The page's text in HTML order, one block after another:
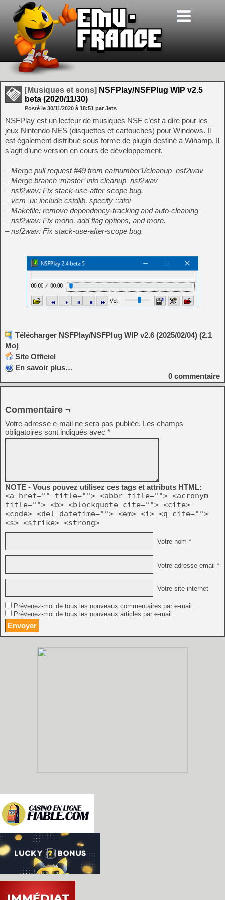
[Musiques et sons] NSFPlay/NSFPlug WIP v2.5
beta (2020/11/30)
Posté le 30/11/2020 à 18:51 par Jets
NSFPlay est un lecteur de musiques NSF c’est à dire pour les
jeux Nintendo NES (disquettes et cartouches) pour Windows. Il
est également distribué sous forme de plugin destiné à Winamp. Il
s’agit d’une version en cours de développement.
– Merge pull request #49 from eatnumber1/cleanup_nsf2wav
– Merge branch ‘master’ into cleanup_nsf2wav
– nsf2wav: Fix stack-use-after-scope bug.
– vcm_ui: include cstdlib, specify ::atoi
– Makefile: remove dependency-tracking and auto-cleaning
– nsf2wav: Fix mono, add flag options, and more.
– nsf2wav: Fix stack-use-after-scope bug.
Télécharger NSFPlay/NSFPlug WIP v2.6 (2025/02/04) (2.1
Mo)
Site Officiel
En savoir plus…
0 commentaire
Commentaire ¬
Votre adresse e-mail ne sera pas publiée. Les champs
obligatoires sont indiqués avec *
NOTE - Vous pouvez utilisez ces tags et attributs HTML:
<a href="" title=""> <abbr title=""> <acronym
title=""> <b> <blockquote cite=""> <cite>
<code> <del datetime=""> <em> <i> <q cite="">
<s> <strike> <strong>
Votre nom *
Votre adresse email *
Votre site internet
Prévenez-moi de tous les nouveaux commentaires par e-mail.
Prévenez-moi de tous les nouveaux articles par e-mail.